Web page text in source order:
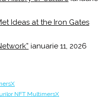
Ideas at the Iron Gates
ianuarie 11, 2026